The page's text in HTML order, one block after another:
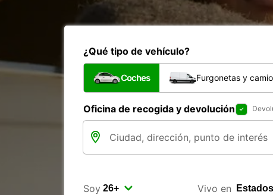
¿Qué tipo de vehículo?
Coches Furgonetas y
Oficina de recogida y devolución
Soy Vivo en